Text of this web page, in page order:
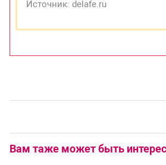
Источник: delafe.ru
Вам таже может быть